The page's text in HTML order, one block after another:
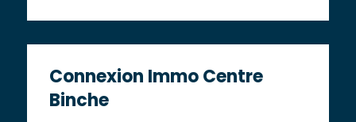
Connexion Immo Centre
Binche